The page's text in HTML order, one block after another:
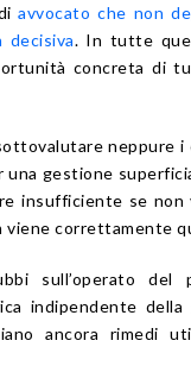
diavvocato che non
decisiva. In tutte
concreta di
neppure i
gestione
insufficiente se non
viene correttamente
sull’operato del
indipendente
ancora rimedi